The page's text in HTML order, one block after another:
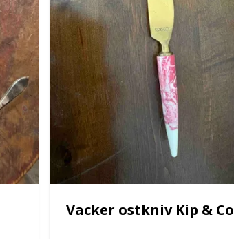
Vacker ostkniv Kip & Co